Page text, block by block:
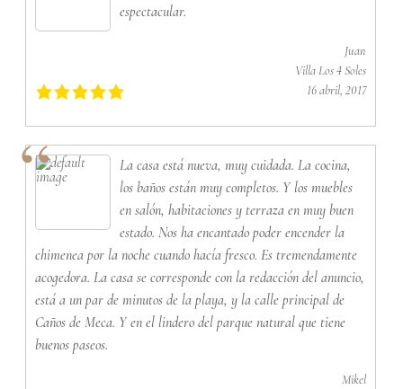
espectacular.
Juan
Villa Los 4 Soles
16 abril, 2017
La casa está nueva, muy cuidada. La cocina,
los baños están muy completos. Y los muebles
en salón, habitaciones y terraza en muy buen
estado. Nos ha encantado poder encender la
chimenea por la noche cuando hacía fresco. Es tremendamente
acogedora. La casa se corresponde con la redacción del anuncio,
está a un par de minutos de la playa, y la calle principal de
Caños de Meca. Y en el lindero del parque natural que tiene
buenos paseos.
Mikel